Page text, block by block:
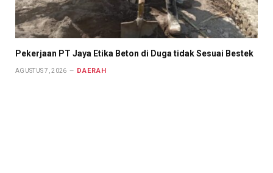
Pekerjaan PT Jaya Etika Beton di Duga tidak Sesuai Bestek
AGUSTUS 7, 2026 DAERAH